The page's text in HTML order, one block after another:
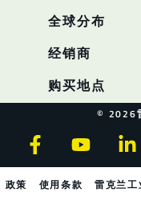
全球分布
经销商
购买地点
© 2026
政策 使用条款 雷克兰工